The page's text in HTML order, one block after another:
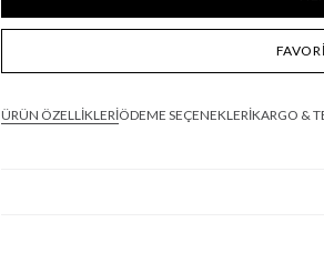
ÜRÜN ÖZELLIKLERIÖDEME SEÇENEKLERIKARGO &